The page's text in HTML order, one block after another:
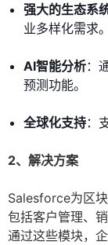
强大的生态系
业多样化需求。
AI智能分析：
预测功能。
全球化支持：
2、解决方案
Salesforce为区
包括客户管理、
通过这些模块，